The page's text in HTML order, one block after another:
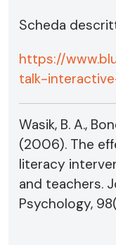
Scheda
https://
talk-
Wasik, B. A.,
(2006). The
literacy
and teachers.
Psychology,